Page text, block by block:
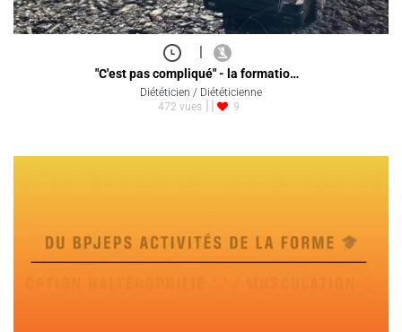
"C'est pas compliqué" - la formatio…
Diététicien / Diététicienne
472 vues
9